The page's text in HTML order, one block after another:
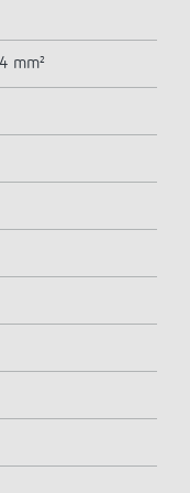
mm²